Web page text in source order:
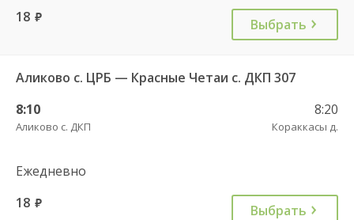
18 руб. Выбрать
Аликово с. ЦРБ — Красные Четаи с. ДКП 307
8:10
Аликово с. ДКП
8:20
Кораккасы д.
Ежедневно
18 руб. Выбрать